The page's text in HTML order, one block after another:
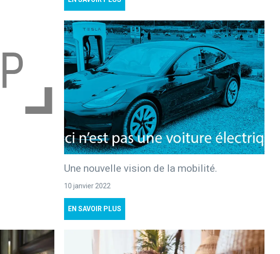
Une nouvelle vision de la mobilité.
10 janvier 2022
EN SAVOIR PLUS